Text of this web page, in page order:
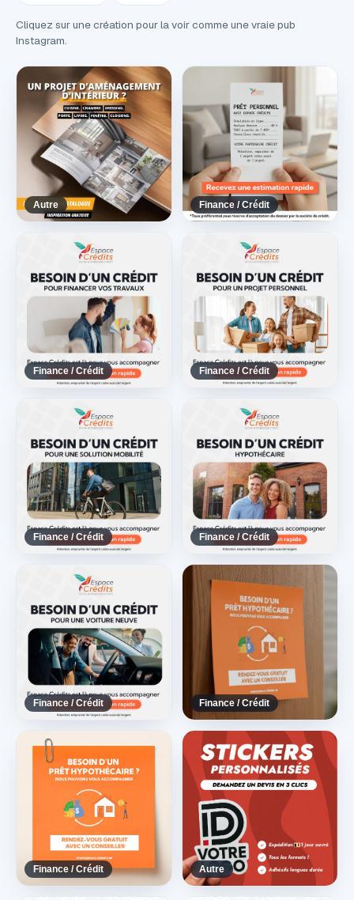
Cliquez sur une création pour la voir comme une vraie pub
Instagram.
Autre Finance / Crédit
Finance / Crédit Finance / Crédit
Finance / Crédit Finance / Crédit
Finance / Crédit Finance / Crédit
Finance / Crédit Autre